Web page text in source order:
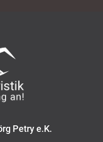
Petry e.K.